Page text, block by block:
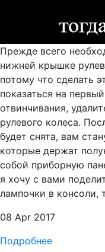
Прежде всего
нижней крышке
потому что сделать
показаться на
отвинчивания,
рулевого колеса.
будет снята, вам
которые держат
собой приборную
я хочу с вами
лампочки в консоли,
08 Apr 2017
Подробнее